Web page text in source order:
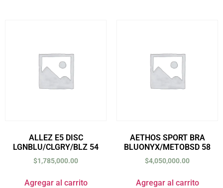
ALLEZ E5 DISC
LGNBLU/CLGRY/BLZ 54
$1,785,000.00
Agregar al carrito
AETHOS SPORT BRA
BLUONYX/METOBSD 58
$4,050,000.00
Agregar al carrito